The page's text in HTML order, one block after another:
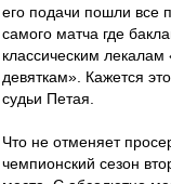
его подачи пошли все
самого матча где
классическим лекалам
девяткам». Кажется
судьи Петая.
Что не отменяет
чемпионский сезон